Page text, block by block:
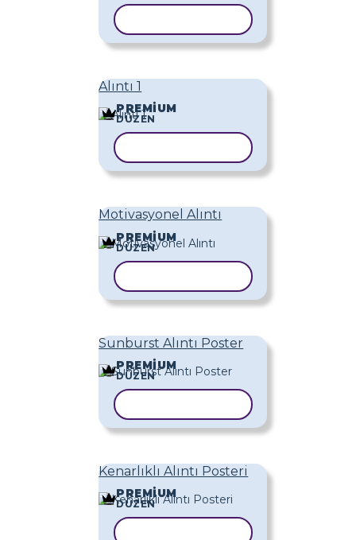
Alıntı 1
PREMIUM
DÜZEN
Motivasyonel Alıntı
PREMIUM
DÜZEN
Sunburst Alıntı Poster
PREMIUM
DÜZEN
Kenarlıklı Alıntı Posteri
PREMIUM
DÜZEN